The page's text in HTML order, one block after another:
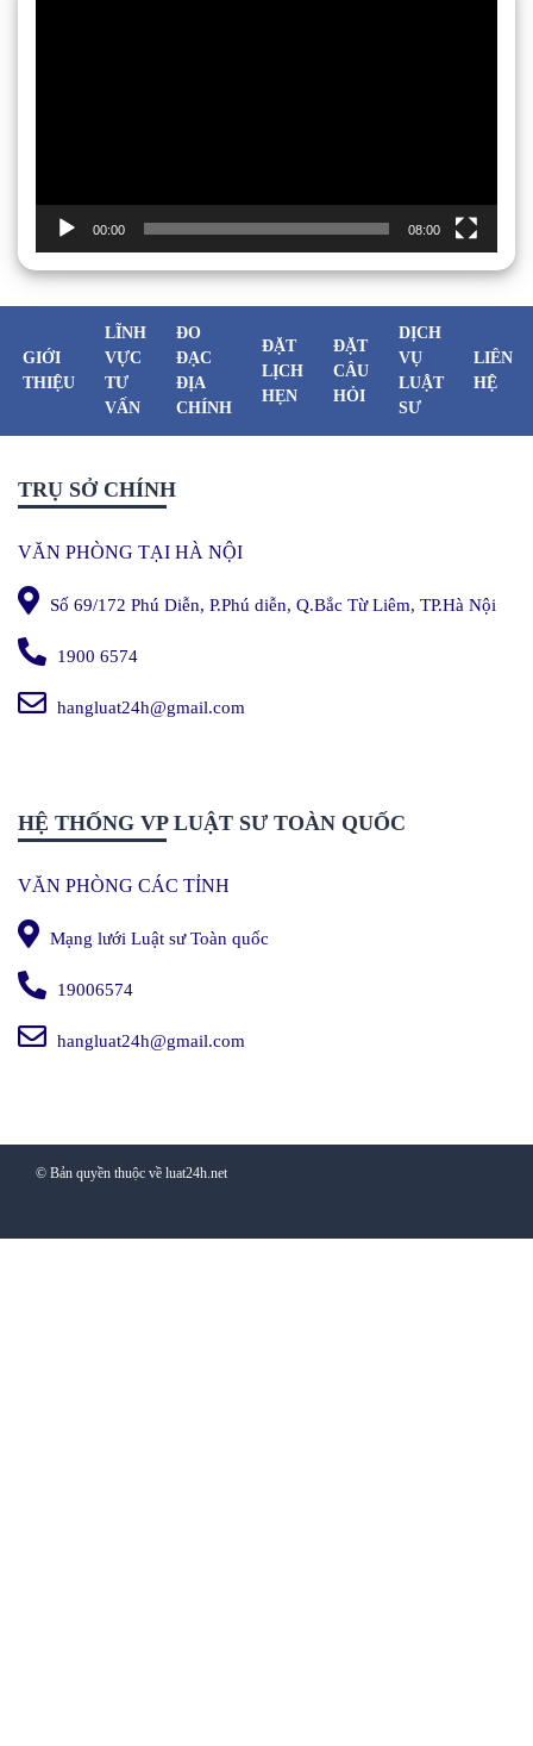
00:00 08:00
GIỚI
THIỆU
LĨNH
VỰC
TƯ
VẤN
ĐO
ĐẠC
ĐỊA
CHÍNH
ĐẶT
LỊCH
HẸN
ĐẶT
CÂU
HỎI
DỊCH
VỤ
LUẬT
SƯ
LIÊN
HỆ
TRỤ SỞ CHÍNH
VĂN PHÒNG TẠI HÀ NỘI
Số 69/172 Phú Diễn, P.Phú diễn, Q.Bắc Từ Liêm, TP.Hà Nội
1900 6574
hangluat24h@gmail.com
HỆ THỐNG VP LUẬT SƯ TOÀN QUỐC
VĂN PHÒNG CÁC TỈNH
Mạng lưới Luật sư Toàn quốc
19006574
hangluat24h@gmail.com
© Bản quyền thuộc về luat24h.net